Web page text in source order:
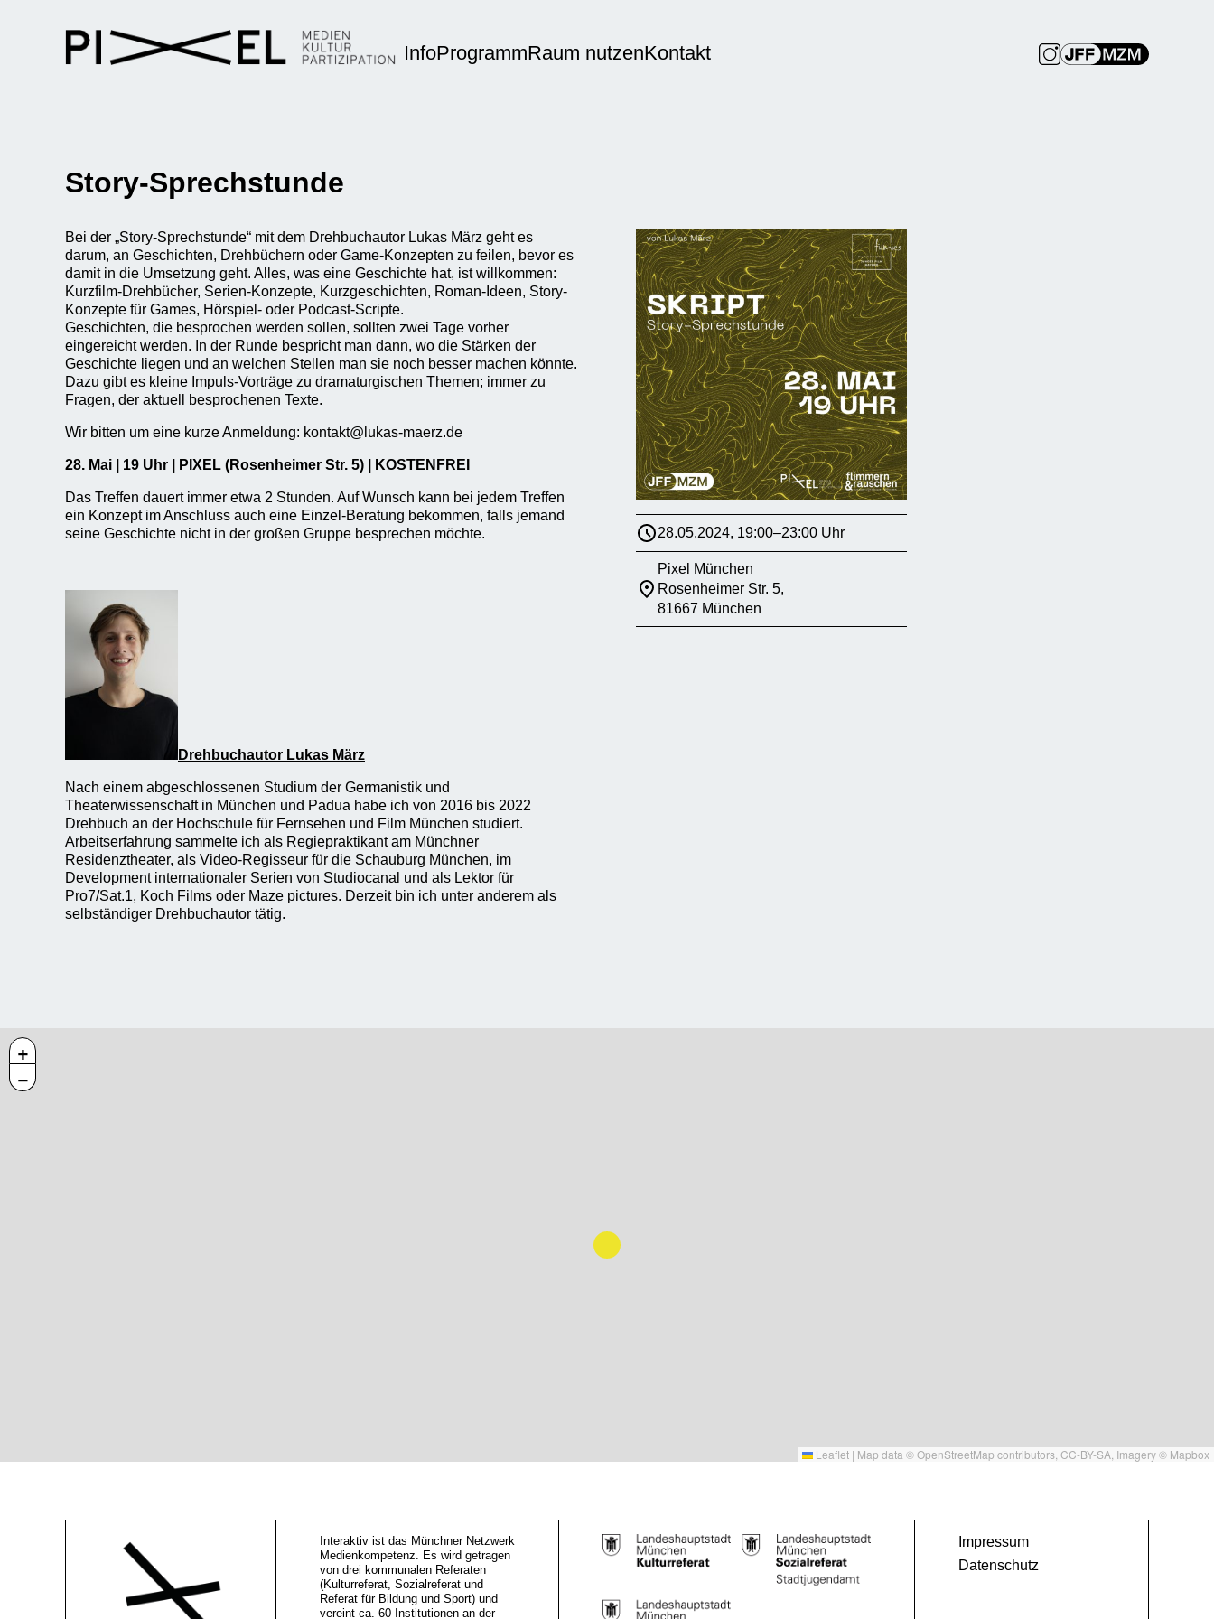
InfoProgrammRaum nutzenKontakt
Story-Sprechstunde
Bei der „Story-Sprechstunde“ mit dem Drehbuchautor Lukas März geht es
darum, an Geschichten, Drehbüchern oder Game-Konzepten zu feilen, bevor es
damit in die Umsetzung geht. Alles, was eine Geschichte hat, ist willkommen:
Kurzfilm-Drehbücher, Serien-Konzepte, Kurzgeschichten, Roman-Ideen, Story-
Konzepte für Games, Hörspiel- oder Podcast-Scripte.
Geschichten, die besprochen werden sollen, sollten zwei Tage vorher
eingereicht werden. In der Runde bespricht man dann, wo die Stärken der
Geschichte liegen und an welchen Stellen man sie noch besser machen könnte.
Dazu gibt es kleine Impuls-Vorträge zu dramaturgischen Themen; immer zu
Fragen, der aktuell besprochenen Texte.
Wir bitten um eine kurze Anmeldung: kontakt@lukas-maerz.de
28. Mai | 19 Uhr | PIXEL (Rosenheimer Str. 5) | KOSTENFREI
Das Treffen dauert immer etwa 2 Stunden. Auf Wunsch kann bei jedem Treffen
ein Konzept im Anschluss auch eine Einzel-Beratung bekommen, falls jemand
seine Geschichte nicht in der großen Gruppe besprechen möchte.
Drehbuchautor Lukas März
Nach einem abgeschlossenen Studium der Germanistik und
Theaterwissenschaft in München und Padua habe ich von 2016 bis 2022
Drehbuch an der Hochschule für Fernsehen und Film München studiert.
Arbeitserfahrung sammelte ich als Regiepraktikant am Münchner
Residenztheater, als Video-Regisseur für die Schauburg München, im
Development internationaler Serien von Studiocanal und als Lektor für
Pro7/Sat.1, Koch Films oder Maze pictures. Derzeit bin ich unter anderem als
selbständiger Drehbuchautor tätig.
28.05.2024, 19:00–23:00 Uhr
Pixel München
Rosenheimer Str. 5,
81667 München
+
−
Leaflet | Map data ©OpenStreetMap contributors, CC-BY-SA , Imagery © Mapbox
Interaktiv ist das Münchner Netzwerk
Medienkompetenz. Es wird getragen
von drei kommunalen Referaten
(Kulturreferat, Sozialreferat und
Referat für Bildung und Sport) und
vereint ca. 60 Institutionen an der
Impressum
Datenschutz